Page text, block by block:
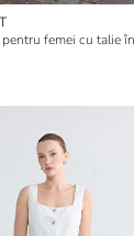
femei cu talie